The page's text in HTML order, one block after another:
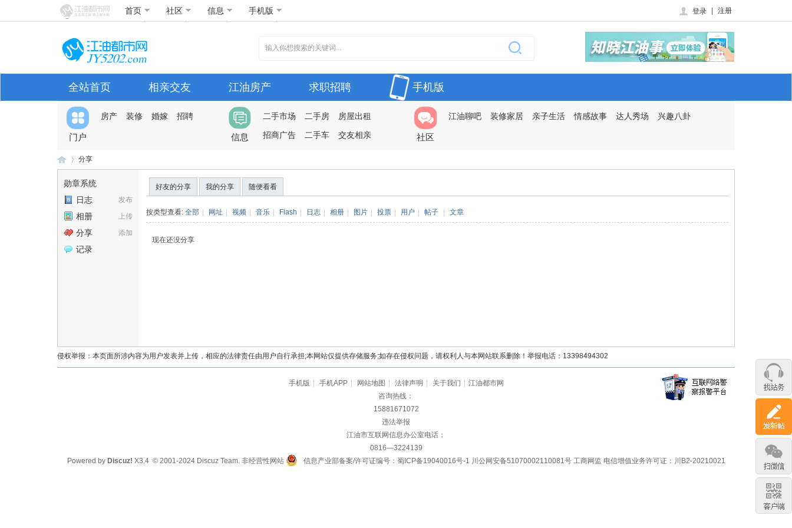
首页 社区 信息 手机版 登录 注册
全站首页 相亲交友 江油房产 求职招聘 手机版
门户
房产 装修 婚嫁 招聘
信息
二手市场 二手房
房屋出租
招商广告
二手车 交友相亲 社区
江油聊吧 装修家居 亲子生活 情感故事 达人秀场 兴趣八卦
›
分享
勋章系统
发布
日志
上传
相册
添加
分享
记录
好友的分享 我的分享 随便看看
按类型查看: 全部 网址 视频 音乐 Flash 日志 相册 图片 投票 用户 帖子 文章
现在还没分享
侵权举报：本页面所涉内容为用户发表并上传，相应的法律责任由用户自行承担;本网站仅提供存储服务;如存在侵权问题，请权利人与本网站联系删除！举报电话：13398494302
手机版 手机APP 网站地图 法律声明 关于我们
江油都市网
咨询热线：
15881671072
违法举报
江油市互联网信息办公室电话：
0816—3224139
Powered by Discuz! X3.4© 2001-2024 Discuz Team.非经营性网站 信息产业部备案/许可证编号：蜀ICP备19040016号-1 川公网安备51070002110081号 工商网监 电信增值业务许可证：川B2-20210021